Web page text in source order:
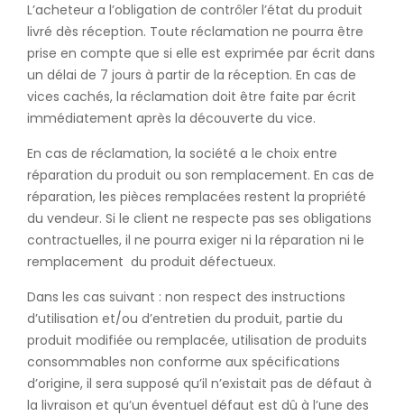
L’acheteur a l’obligation de contrôler l’état du produit
livré dès réception. Toute réclamation ne pourra être
prise en compte que si elle est exprimée par écrit dans
un délai de 7 jours à partir de la réception. En cas de
vices cachés, la réclamation doit être faite par écrit
immédiatement après la découverte du vice.
En cas de réclamation, la société a le choix entre
réparation du produit ou son remplacement. En cas de
réparation, les pièces remplacées restent la propriété
du vendeur. Si le client ne respecte pas ses obligations
contractuelles, il ne pourra exiger ni la réparation ni le
remplacement du produit défectueux.
Dans les cas suivant : non respect des instructions
d’utilisation et/ou d’entretien du produit, partie du
produit modifiée ou remplacée, utilisation de produits
consommables non conforme aux spécifications
d’origine, il sera supposé qu’il n’existait pas de défaut à
la livraison et qu’un éventuel défaut est dû à l’une des